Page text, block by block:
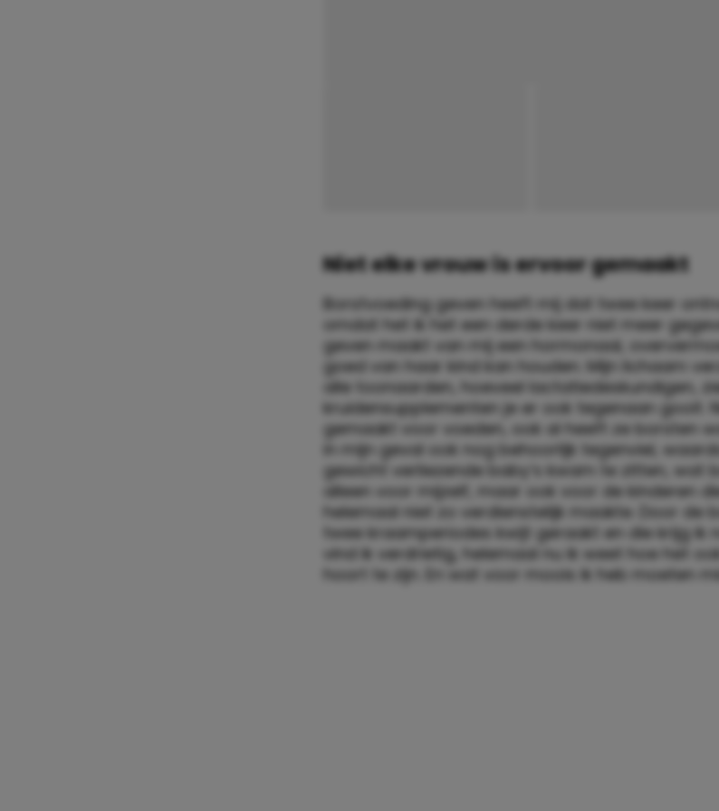
Niet elke vrouw is ervoor gemaakt
Borstvoeding geven heeft mij dat twee keer
omdat het ik het een derde keer niet meer
geven maakt van mij een hormonaal,
goed van haar kind kan houden. Mijn lichaam
alle toonaarden, hoeveel lactatiedeskundigen,
kruidensupplementen je er ook tegenaan gooit.
gemaakt voor voeden, ook al heeft ze borsten
in mijn geval ook nog behoorlijk tegenviel,
gewicht verliezende baby’s kwam te zitten, wat
alleen voor mijzelf, maar ook voor de kinderen
helemaal niet zo verdienstelijk maakte. Door de
twee kraamperiodes kwijt geraakt en die krijg ik
vind ik verdrietig, helemaal nu ik weet hoe het
hoort te zijn. En wat voor moois ik heb moeten